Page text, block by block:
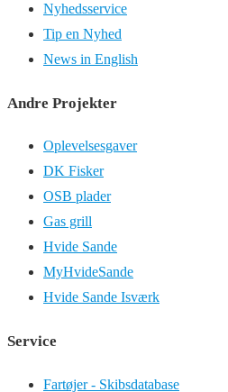
Nyhedsservice
Tip en Nyhed
News in English
Andre Projekter
Oplevelsesgaver
DK Fisker
OSB plader
Gas grill
Hvide Sande
MyHvideSande
Hvide Sande Isværk
Service
Fartøjer - Skibsdatabase